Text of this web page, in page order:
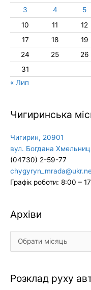
3
4 5
10
11 12
17
18 19
24
25 26
31
« Лип
Чигиринська
Чигирин, 20901
вул. Богдана
(04730) 2-59-77
Графік роботи: 8:00 –
Архіви
Архіви
Розклад руху